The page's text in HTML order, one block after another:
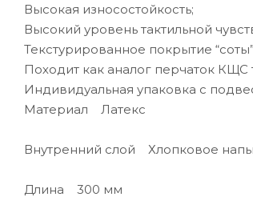
Высокая износостойкость;
Высокий уровень тактильной
Текстурированное покрытие
Походит как аналог перчаток КЩС
Индивидуальная упаковка с
Материал Латекс
Внутренний слой Хлопковое
Длина 300 мм